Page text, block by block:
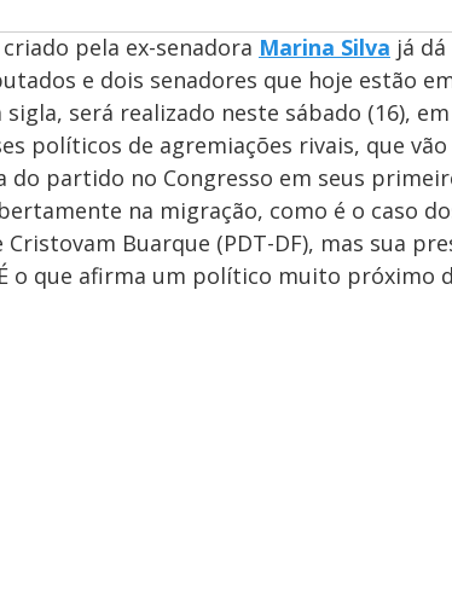
pela ex-senadora Marina Silva já
e dois senadores que hoje estão
será realizado neste sábado (16), em
políticos de agremiações rivais, que
do partido no Congresso em seus
na migração, como é o caso
Cristovam Buarque (PDT-DF), mas sua
o que afirma um político muito próximo